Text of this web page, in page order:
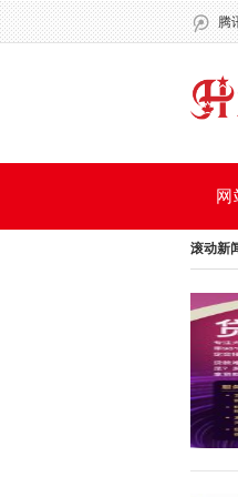
腾
网
滚动新
INSURANCE BROKERS LTD.